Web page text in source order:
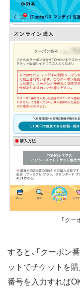
「クー
すると、「クーポン
ットでチケットを
番号を入力すれば